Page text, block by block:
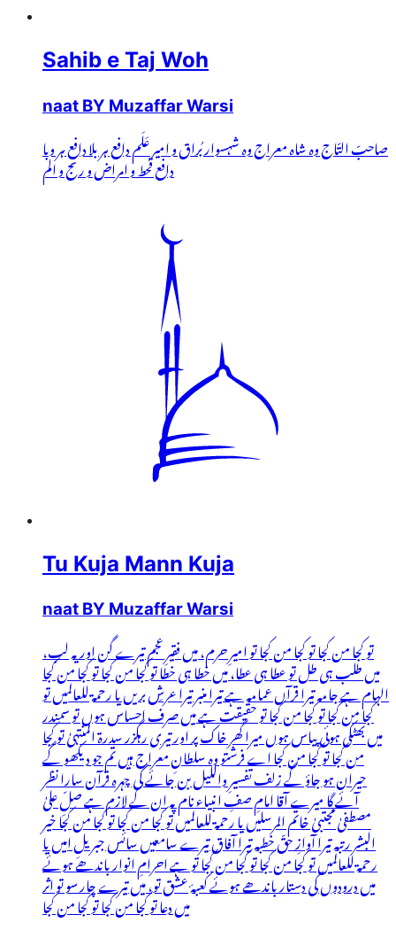
Sahib e Taj Woh
naat BY Muzaffar Warsi
صاحبّ التّاج وہ شاہ معراج وہ شہسوار بُراق و امیر عَلَم دافع ہر بلا دافعِ ہر وبا
دافع قحط و امراض و رنج و الم
Tu Kuja Mann Kuja
naat BY Muzaffar Warsi
تو کجا من کجا تو کجا من کجا تو امیرِ حرم، میں فقیرِ عجم تیرے گن اور یہ لب،
میں طلب ہی طل تو عطا ہی عطا، میں خطا ہی خطا تو کجا من کجا تو کجا من کجا
الہام ہے جامہ تیرا قرآں عمامہ ہے تیرا منبر تیرا عرشِ بریں یا رحمۃ للعالمیں تو
کجا من کجا تو کجا من کجا تو حقیقت ہے میں صرف احساس ہوں تو سمندر
میں بھٹکی ہوئی پیاس ہوں میرا گھر خاک پر اور تیری رہگزر سدرۃ المنتہیٰ تو کجا
من کجا تو کجا من کجا اے فرشتو وہ سلطانِ معراج ہیں تم جو دیکھو گے
حیران ہو جاؤ گے زلف تفسیرِ واللیل بن جائے گی چہرہ قرآن سارا نظر
آئے گا میرے آقا امامِ صفِ انبیاء نام پہ ان کے لازم ہے صلِّ علیٰ
مصطفیٰ مجتبیٰ خاتم المرسلیں یا رحمۃ للعالمیں تو کجا من کجا تو کجا من کجا خیر
البشر رتبہ تیرا آوازِ حقّ خطبہ تیرا آفاق تیرے سامعیں سائس جبریلِ امیں یا
رحمۃ للعالمیں تو کجا من کجا تو کجا من کجا تو ہے احرامِ انوار باندھے ہوئے
میں درودوں کی دستار باندھے ہوئے کعبۂ عشق تو، میں تیرے چار سو تو اثر
میں دعا تو کجا من کجا تو کجا من کجا